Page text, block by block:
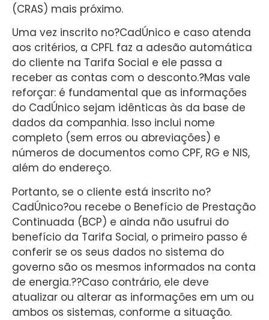
(CRAS) mais próximo.
Uma vez inscrito no?CadÚnico e caso atenda
aos critérios, a CPFL faz a adesão automática
do cliente na Tarifa Social e ele passa a
receber as contas com o desconto.?Mas vale
reforçar: é fundamental que as informações
do CadÚnico sejam idênticas às da base de
dados da companhia. Isso inclui nome
completo (sem erros ou abreviações) e
números de documentos como CPF, RG e NIS,
além do endereço.
Portanto, se o cliente está inscrito no?
CadÚnico?ou recebe o Benefício de Prestação
Continuada (BCP) e ainda não usufrui do
benefício da Tarifa Social, o primeiro passo é
conferir se os seus dados no sistema do
governo são os mesmos informados na conta
de energia.??Caso contrário, ele deve
atualizar ou alterar as informações em um ou
ambos os sistemas, conforme a situação.